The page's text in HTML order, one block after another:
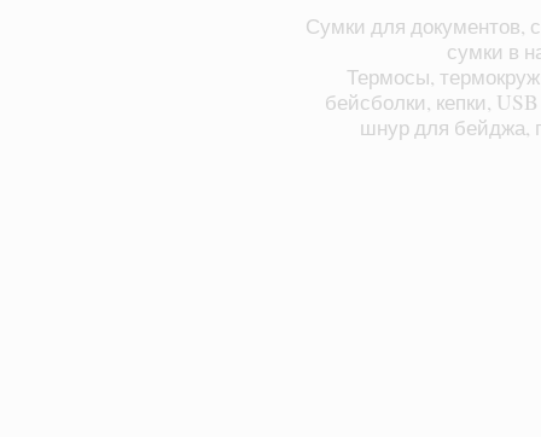
Сумки для документов,
сумки в
Термосы,
бейсболки, кепки,
шнур для бейджа,